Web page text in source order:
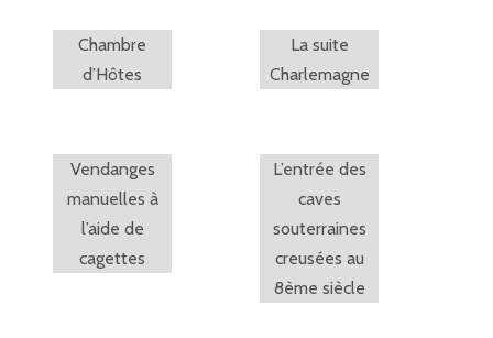
Chambre
d’Hôtes
La suite
Charlemagne
Vendanges
manuelles à
l’aide de
cagettes
L’entrée des
caves
souterraines
creusées au
8ème siècle